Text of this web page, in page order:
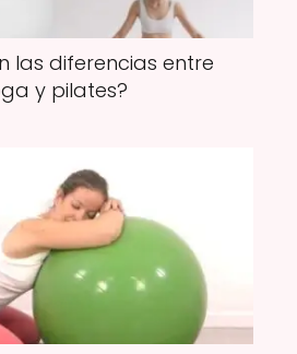
las diferencias entre
y pilates?